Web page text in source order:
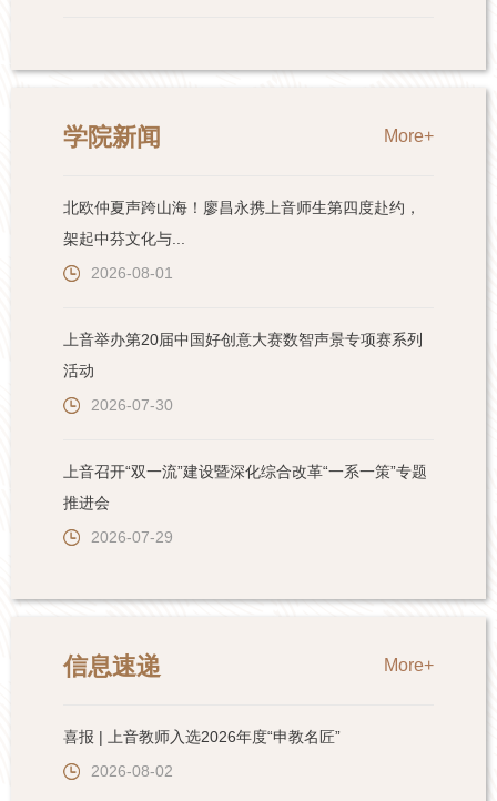
学院新闻 More+
北欧仲夏声跨山海！廖昌永携上音师生第四度赴约，
架起中芬文化与...
2026-08-01
上音举办第20届中国好创意大赛数智声景专项赛系列
活动
2026-07-30
上音召开“双一流”建设暨深化综合改革“一系一策”专题
推进会
2026-07-29
信息速递 More+
喜报 | 上音教师入选2026年度“申教名匠”
2026-08-02